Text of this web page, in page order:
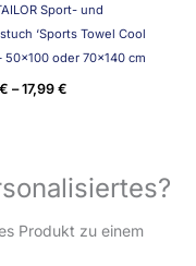
Sport- und
‘Sports Towel Cool
50×100 oder 70×140 cm
€ –17,99 €
Produkt zu einem